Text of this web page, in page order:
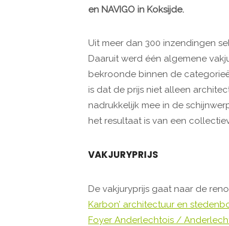
en NAVIGO in Koksijde.
Uit meer dan 300 inzendingen
Daaruit werd één algemene
bekroonde binnen de
is dat de prijs niet alleen
nadrukkelijk mee in de
het resultaat is van een
VAKJURYPRIJS
De vakjuryprijs gaat naar de
Karbon’ architectuur en
Foyer Anderlechtois /